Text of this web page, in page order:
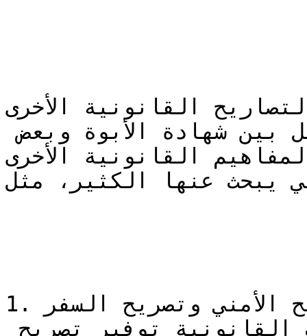
القانونية الأخرى
تم الربط ضمن هذا الدليل بين شهادة الأبوة وبعض
القانونية الأخرى
يبحث عنها الكثير، مثل:
1. التصريح الأمني وتصريح السفر